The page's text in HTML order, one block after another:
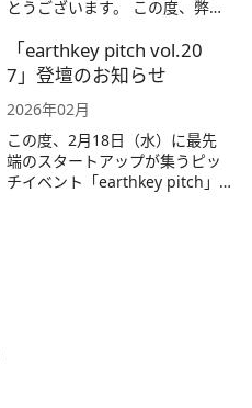
とうございます。 この度、弊社
る、一般財団法人腸内フローラ
移植臨床研究会主催「第10回学
術大会」へ出展する運びとなり
ました。 当日は、弊社の核とな
る技術「NanoGAS®（ナノガ
ス）水」がどのように腸内フ
ロ…
「earthkey pitch vol.20
7」登壇のお知らせ
2026年02月
この度、2月18日（水）に最先
端のスタートアップが集うピッ
チイベント「earthkey pitch」